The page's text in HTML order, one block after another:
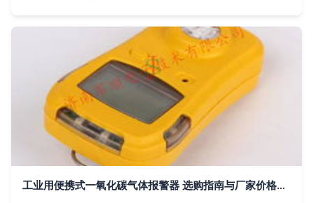
工业用便携式一氧化碳气体报警器 选购指南与厂家价格分析